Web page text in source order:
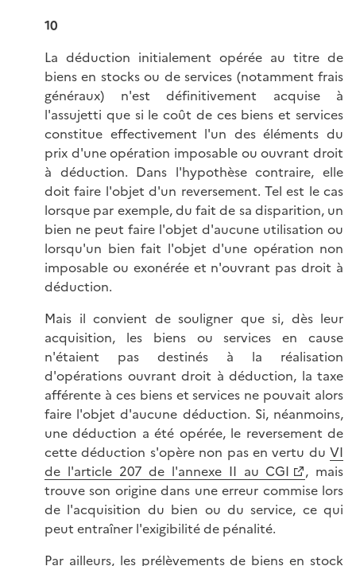
10
La déduction initialement opérée au titre de
biens en stocks ou de services (notamment frais
généraux) n'est définitivement acquise à
l'assujetti que si le coût de ces biens et services
constitue effectivement l'un des éléments du
prix d'une opération imposable ou ouvrant droit
à déduction. Dans l'hypothèse contraire, elle
doit faire l'objet d'un reversement. Tel est le cas
lorsque par exemple, du fait de sa disparition, un
bien ne peut faire l'objet d'aucune utilisation ou
lorsqu'un bien fait l'objet d'une opération non
imposable ou exonérée et n'ouvrant pas droit à
déduction.
Mais il convient de souligner que si, dès leur
acquisition, les biens ou services en cause
n'étaient pas destinés à la réalisation
d'opérations ouvrant droit à déduction, la taxe
afférente à ces biens et services ne pouvait alors
faire l'objet d'aucune déduction. Si, néanmoins,
une déduction a été opérée, le reversement de
cette déduction s'opère non pas en vertu du VI
de l'article 207 de l'annexe II au CGI
, mais
trouve son origine dans une erreur commise lors
de l'acquisition du bien ou du service, ce qui
peut entraîner l'exigibilité de pénalité.
Par ailleurs, les prélèvements de biens en stock